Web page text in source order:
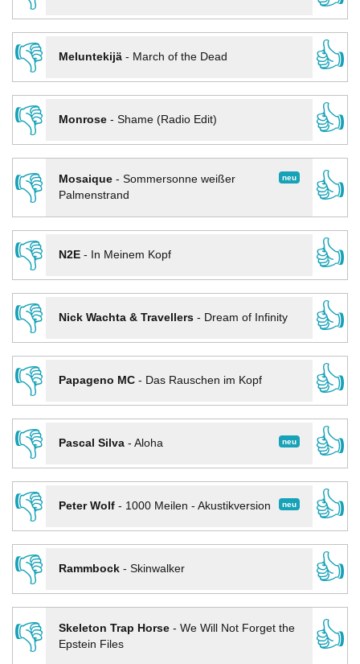
👎
Meluntekijä- March of the Dead
👍
👎
Monrose- Shame (Radio Edit)
👍
👎
neu
Mosaique- Sommersonne weißer
Palmenstrand
👍
👎
N2E- In Meinem Kopf
👍
👎
Nick Wachta & Travellers- Dream of Infinity
👍
👎
Papageno MC- Das Rauschen im Kopf
👍
👎
neu
Pascal Silva- Aloha
👍
👎
neu
Peter Wolf- 1000 Meilen - Akustikversion
👍
👎
Rammbock- Skinwalker
👍
👎
Skeleton Trap Horse- We Will Not Forget the
Epstein Files
👍